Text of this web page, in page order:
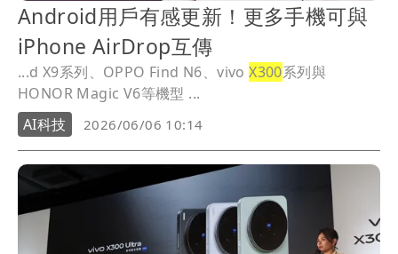
Android用戶有感更新！更多手機可與
iPhone AirDrop互傳
...d X9系列、OPPO Find N6、vivoX300系列與
HONOR Magic V6等機型 ...
AI科技
2026/06/06 10:14